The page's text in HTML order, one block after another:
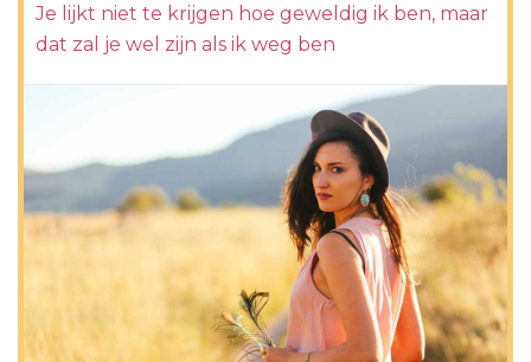
Je lijkt niet te krijgen hoe geweldig ik ben, maar
dat zal je wel zijn als ik weg ben